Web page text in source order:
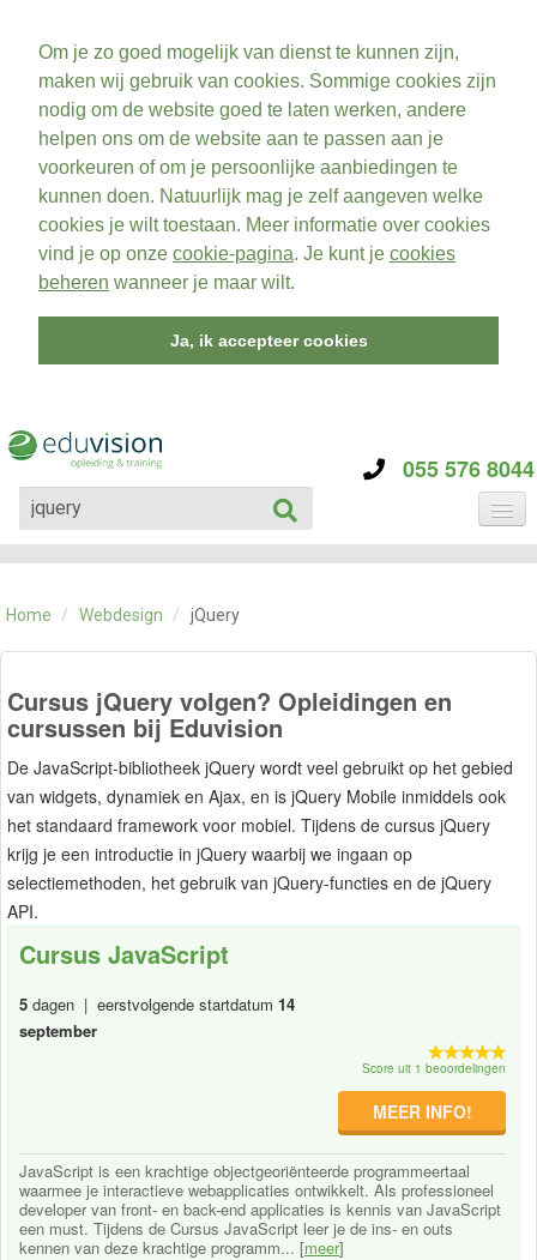
Om je zo goed mogelijk van dienst te kunnen zijn,
maken wij gebruik van cookies. Sommige cookies zijn
nodig om de website goed te laten werken, andere
helpen ons om de website aan te passen aan je
voorkeuren of om je persoonlijke aanbiedingen te
kunnen doen. Natuurlijk mag je zelf aangeven welke
cookies je wilt toestaan. Meer informatie over cookies
vind je op onze cookie-pagina. Je kunt je cookies
beheren wanneer je maar wilt.
Ja, ik accepteer cookies
055 576 8044
CATEGORIE
OVER ONS
CONTACT
Home / Webdesign / jQuery
Cursus jQuery volgen? Opleidingen en
cursussen bij Eduvision
De JavaScript-bibliotheek jQuery wordt veel gebruikt op het gebied
van widgets, dynamiek en Ajax, en is jQuery Mobile inmiddels ook
het standaard framework voor mobiel. Tijdens de cursus jQuery
krijg je een introductie in jQuery waarbij we ingaan op
selectiemethoden, het gebruik van jQuery-functies en de jQuery
API.
Cursus JavaScript
5 dagen | eerstvolgende startdatum 14
september
Score uit 1 beoordelingen
MEER INFO!
JavaScript is een krachtige objectgeoriënteerde programmeertaal
waarmee je interactieve webapplicaties ontwikkelt. Als professioneel
developer van front- en back-end applicaties is kennis van JavaScript
een must. Tijdens de Cursus JavaScript leer je de ins- en outs
kennen van deze krachtige programm... [meer]